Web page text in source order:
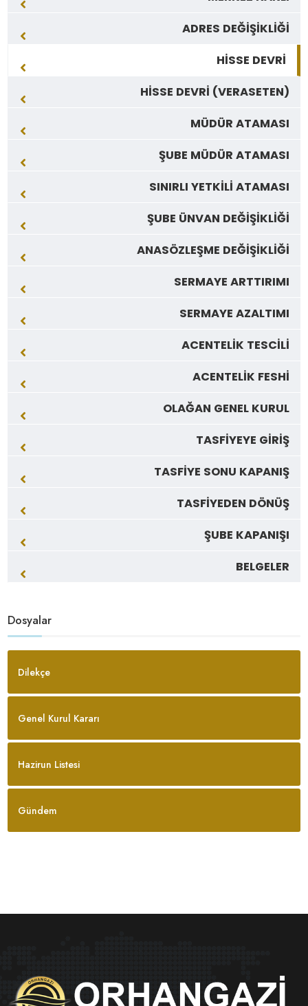
ADRES DEĞİŞİKLİĞİ
HİSSE DEVRİ
HİSSE DEVRİ (VERASETEN)
MÜDÜR ATAMASI
ŞUBE MÜDÜR ATAMASI
SINIRLI YETKİLİ ATAMASI
ŞUBE ÜNVAN DEĞİŞİKLİĞİ
ANASÖZLEŞME DEĞİŞİKLİĞİ
SERMAYE ARTTIRIMI
SERMAYE AZALTIMI
ACENTELİK TESCİLİ
ACENTELİK FESHİ
OLAĞAN GENEL KURUL
TASFİYEYE GİRİŞ
TASFİYE SONU KAPANIŞ
TASFİYEDEN DÖNÜŞ
ŞUBE KAPANIŞI
BELGELER
Dosyalar
Dilekçe
Genel Kurul Kararı
Hazirun Listesi
Gündem